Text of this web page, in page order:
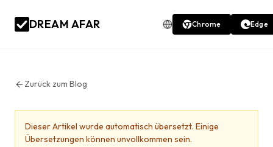
DREAM AFAR Chrome Edge
Zurück zum Blog
Dieser Artikel wurde automatisch übersetzt. Einige
Übersetzungen können unvollkommen sein.